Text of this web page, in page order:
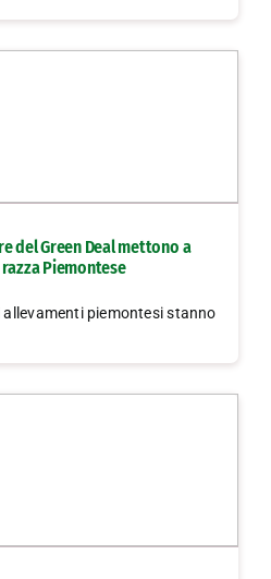
del Green Deal mettono a
Piemontese
piemontesi stanno